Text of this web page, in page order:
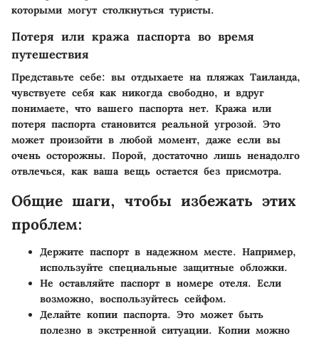
которыми могут столкнуться туристы.
Потеря или кража паспорта во время
путешествия
Представьте себе: вы отдыхаете на пляжах Таиланда,
чувствуете себя как никогда свободно, и вдруг
понимаете, что вашего паспорта нет. Кража или
потеря паспорта становится реальной угрозой. Это
может произойти в любой момент, даже если вы
очень осторожны. Порой, достаточно лишь ненадолго
отвлечься, как ваша вещь остается без присмотра.
Общие шаги, чтобы избежать этих
проблем:
Держите паспорт в надежном месте. Например,
используйте специальные защитные обложки.
Не оставляйте паспорт в номере отеля. Если
возможно, воспользуйтесь сейфом.
Делайте копии паспорта. Это может быть
полезно в экстренной ситуации. Копии можно